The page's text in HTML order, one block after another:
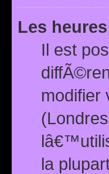
Les
Il est
modifier
la